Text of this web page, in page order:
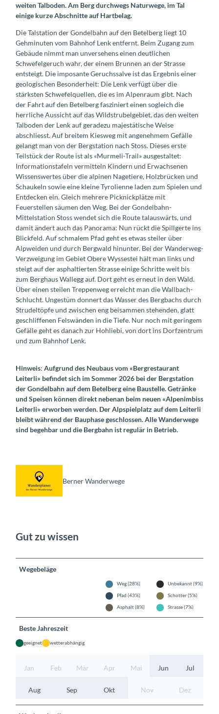
weiten Talboden. Am Berg durchwegs Naturwege, im Tal
einige kurze Abschnitte auf Hartbelag.
Die Talstation der Gondelbahn auf den Betelberg liegt 10
Gehminuten vom Bahnhof Lenk entfernt. Beim Zugang zum
Gebäude nimmt man unversehens einen deutlichen
Schwefelgeruch wahr, der einem Brunnen an der Strasse
entsteigt. Die imposante Geruchssalve ist das Ergebnis einer
geologischen Besonderheit: Die Lenk verfügt über die
stärksten Schwefelquellen, die es im Alpenraum gibt. Nach
der Fahrt auf den Betelberg fasziniert einen sogleich die
herrliche Aussicht auf das Wildstrubelgebiet, das den weiten
Talboden der Lenk auf geradezu majestätische Weise
abschliesst. Auf breitem Kiesweg mit angenehmem Gefälle
gelangt man von der Bergstation nach Stoss. Dieses erste
Teilstück der Route ist als «Murmeli-Trail» ausgestaltet:
Informationstafeln vermitteln Kindern und Erwachsenen
Wissenswertes über die alpinen Nagetiere, Holzbrücken und
Schaukeln sowie eine kleine Tyrolienne laden zum Spielen und
Entdecken ein. Gleich mehrere Picknickplätze mit
Feuerstellen säumen den Weg. Bei der Gondelbahn-
Mittelstation Stoss wendet sich die Route talauswärts, und
damit ändert auch das Panorama: Nun rückt die Spillgerte ins
Blickfeld. Auf schmalem Pfad geht es etwas steiler über
Alpweiden und durch Bergwald hinunter. Bei der Wanderweg-
Verzweigung im Gebiet Obere Wyssestei hält man links und
steigt auf der asphaltierten Strasse einige Schritte weit bis
zum Berghaus Wallegg auf. Dort geht es erneut in den Wald.
Über einen steilen Treppenweg erreicht man die Wallbach-
Schlucht. Ungestüm donnert das Wasser des Bergbachs durch
Strudeltöpfe und zwischen eng beisammen stehenden, glatt
geschliffenen Felswänden in die Tiefe. Nur noch mit geringem
Gefälle geht es danach zur Hohliebi, von dort ins Dorfzentrum
und zum Bahnhof Lenk.
Hinweis: Aufgrund des Neubaus vom «Bergrestaurant
Leiterli» befindet sich im Sommer 2026 bei der Bergstation
der Gondelbahn auf dem Betelberg eine Baustelle. Getränke
und Speisen können direkt nebenan beim neuen «Alpenimbiss
Leiterli» erworben werden. Der Alpspielplatz auf dem Leiterli
bleibt während der Bauphase geschlossen. Alle Wanderwege
sind begehbar und die Bergbahn ist regulär in Betrieb.
Berner Wanderwege
Gut zu wissen
Wegebeläge
Weg (28%)
Unbekannt (9%)
Pfad (43%)
Schotter (5%)
Asphalt (8%)
Strasse (7%)
Beste Jahreszeit
geeignet wetterabhängig
Jan Feb Mär Apr Mai Jun Jul
Aug Sep Okt Nov Dez